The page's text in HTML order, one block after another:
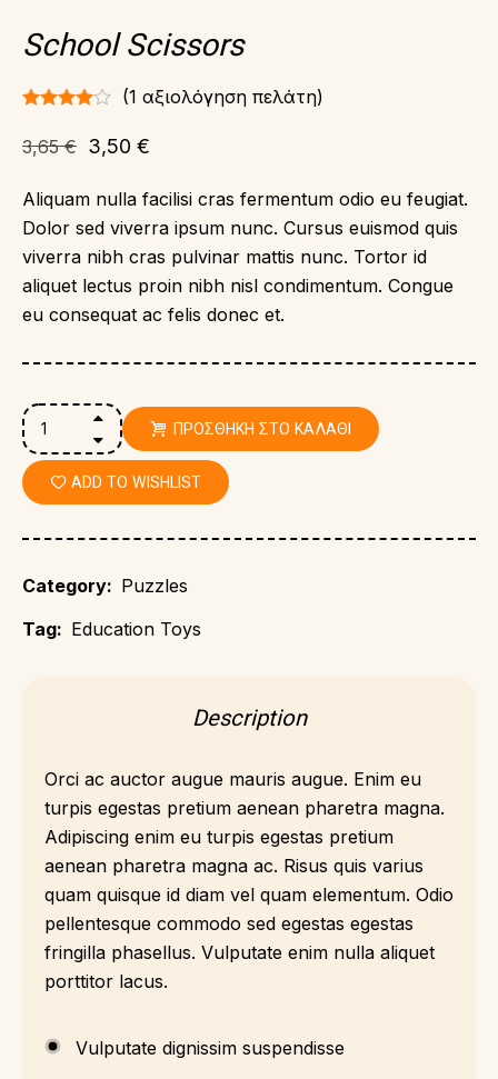
School Scissors
(1 αξιολόγηση πελάτη)
3,65€ 3,50 €
Aliquam nulla facilisi cras fermentum odio eu feugiat.
Dolor sed viverra ipsum nunc. Cursus euismod quis
viverra nibh cras pulvinar mattis nunc. Tortor id
aliquet lectus proin nibh nisl condimentum. Congue
eu consequat ac felis donec et.
ΠΡΟΣΘΉΚΗ ΣΤΟ ΚΑΛΆΘΙ
ADD TO WISHLIST
Category: Puzzles
Tag: Education Toys
Description
Orci ac auctor augue mauris augue. Enim eu
turpis egestas pretium aenean pharetra magna.
Adipiscing enim eu turpis egestas pretium
aenean pharetra magna ac. Risus quis varius
quam quisque id diam vel quam elementum. Odio
pellentesque commodo sed egestas egestas
fringilla phasellus. Vulputate enim nulla aliquet
porttitor lacus.
Vulputate dignissim suspendisse